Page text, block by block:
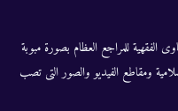
الفقهية للمراجع العظام بصورة مبوبة
ومقاطع الفيديو والصور التى تصب